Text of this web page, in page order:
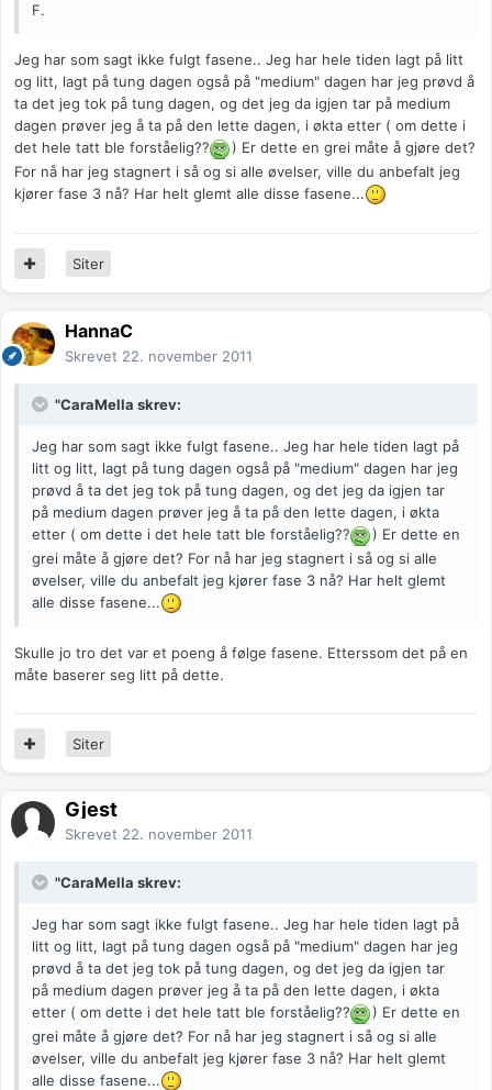
F.
Jeg har som sagt ikke fulgt fasene.. Jeg har hele tiden lagt på litt
og litt, lagt på tung dagen også på "medium" dagen har jeg prøvd å
ta det jeg tok på tung dagen, og det jeg da igjen tar på medium
dagen prøver jeg å ta på den lette dagen, i økta etter ( om dette i
det hele tatt ble forståelig??
) Er dette en grei måte å gjøre det?
For nå har jeg stagnert i så og si alle øvelser, ville du anbefalt jeg
kjører fase 3 nå? Har helt glemt alle disse fasene...
Siter
HannaC
Skrevet 22. november 2011
"CaraMella skrev:
Jeg har som sagt ikke fulgt fasene.. Jeg har hele tiden lagt på
litt og litt, lagt på tung dagen også på "medium" dagen har jeg
prøvd å ta det jeg tok på tung dagen, og det jeg da igjen tar
på medium dagen prøver jeg å ta på den lette dagen, i økta
etter ( om dette i det hele tatt ble forståelig??
) Er dette en
grei måte å gjøre det? For nå har jeg stagnert i så og si alle
øvelser, ville du anbefalt jeg kjører fase 3 nå? Har helt glemt
alle disse fasene...
Skulle jo tro det var et poeng å følge fasene. Etterssom det på en
måte baserer seg litt på dette.
Siter
Gjest
Skrevet 22. november 2011
"CaraMella skrev:
Jeg har som sagt ikke fulgt fasene.. Jeg har hele tiden lagt på
litt og litt, lagt på tung dagen også på "medium" dagen har jeg
prøvd å ta det jeg tok på tung dagen, og det jeg da igjen tar
på medium dagen prøver jeg å ta på den lette dagen, i økta
etter ( om dette i det hele tatt ble forståelig??
) Er dette en
grei måte å gjøre det? For nå har jeg stagnert i så og si alle
øvelser, ville du anbefalt jeg kjører fase 3 nå? Har helt glemt
alle disse fasene...